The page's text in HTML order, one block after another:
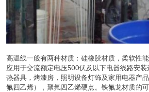
高温线一般有两种材质：硅橡胶材质，柔软性
应用于交流额定电压500伏及以下电器线路安
热器具，烤漆房，照明设备灯饰及家用电器产
氟四乙烯），聚氟四乙烯硬点。铁氟龙材质的